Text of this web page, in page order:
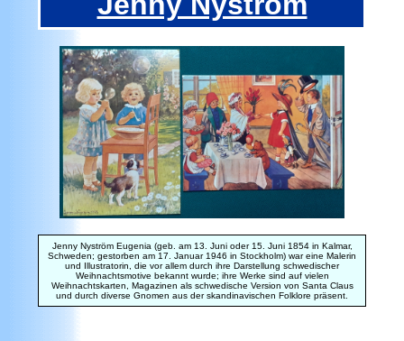
Jenny Nyström Eugenia (geb. am 13. Juni oder 15. Juni 1854 in Kalmar,
Schweden; gestorben am 17. Januar 1946 in Stockholm) war eine Malerin
und Illustratorin, die vor allem durch ihre Darstellung schwedischer
Weihnachtsmotive bekannt wurde; ihre Werke sind auf vielen
Weihnachtskarten, Magazinen als schwedische Version von Santa Claus
und durch diverse Gnomen aus der skandinavischen Folklore präsent.